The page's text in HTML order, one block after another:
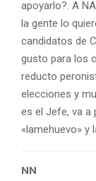
apoyarlo?. A
la gente lo
candidatos de
gusto para los
reducto
elecciones y
es el Jefe, va a
«lamehuevo» y
NN